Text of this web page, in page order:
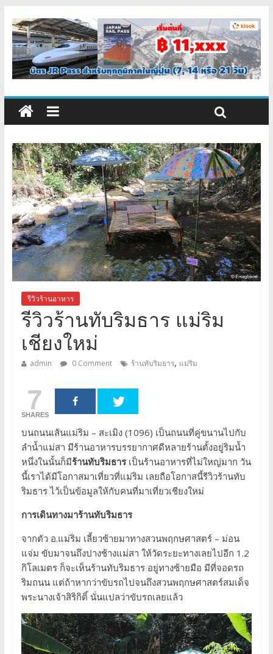
รีวิวร้านอาหาร
รีวิวร้านทับริมธาร แม่ริม
เชียงใหม่
admin 0 Comment ร้านทับริมธาร, แม่ริม
7
SHARES
บนถนนเส้นแม่ริม – สะเมิง (1096) เป็นถนนที่คู่ขนานไปกับ
ลำน้ำแม่สา มีร้านอาหารบรรยากาศดีหลายร้านตั้งอยู่ริมน้ำ
หนึ่งในนั้นก็มีร้านทับริมธารเป็นร้านอาหารที่ไม่ใหญ่มาก วัน
นี้เราได้มีโอกาสมาเที่ยวที่แม่ริม เลยถือโอกาสนี้รีวิวร้านทับ
ริมธาร ไว้เป็นข้อมูลให้กับคนที่มาเที่ยวเชียงใหม่
การเดินทางมาร้านทับริมธาร
จากตัว อ.แม่ริม เลี้ยวซ้ายมาทางสวนพฤกษศาสตร์ – ม่อน
แจ่ม ขับมาจนถึงปางช้างแม่สา ให้วัดระยะทางเลยไปอีก 1.2
กิโลเมตร ก็จะเห็นร้านทับริมธาร อยู่ทางซ้ายมือ มีที่จอดรถ
ริมถนน แต่ถ้าหากว่าขับรถไปจนถึงสวนพฤกษศาสตร์สมเด็จ
พระนางเจ้าสิริกิติ์ นั่นแปลว่าขับรถเลยแล้ว